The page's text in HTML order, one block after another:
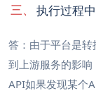
三、 执行过程
答：由于平台是
到上游服务的影
API如果发现某个